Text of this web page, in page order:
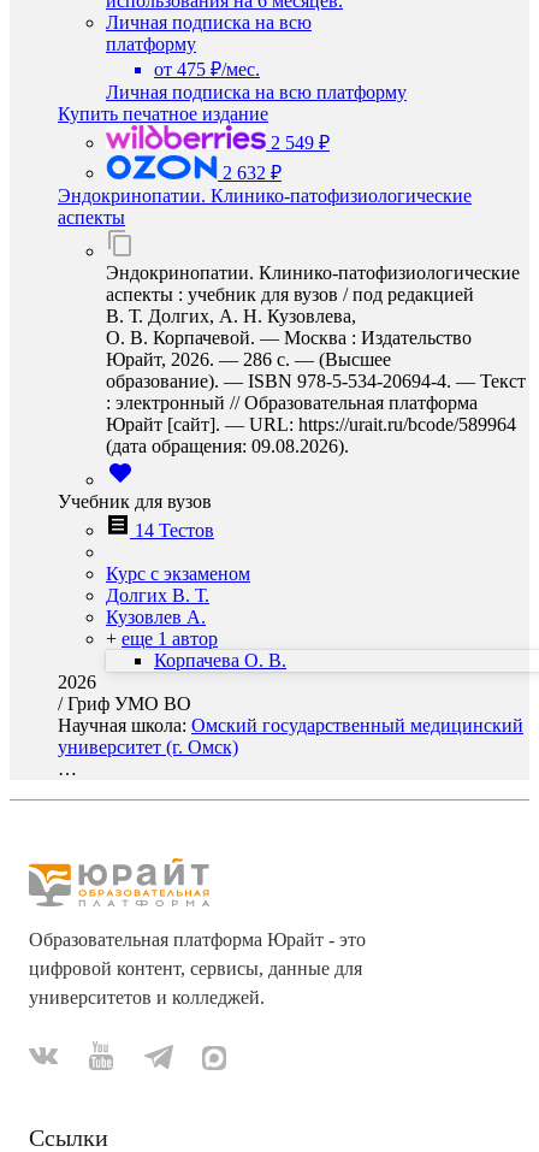
Личная подписка на всю
платформу
от 475 ₽/мес.
Личная подписка на всю платформу
Купить печатное издание
2 549 ₽
2 632 ₽
Эндокринопатии. Клинико-патофизиологические
аспекты
Эндокринопатии. Клинико-патофизиологические
аспекты : учебник для вузов / под редакцией
В. Т. Долгих, А. Н. Кузовлева,
О. В. Корпачевой. — Москва : Издательство
Юрайт, 2026. — 286 с. — (Высшее
образование). — ISBN 978-5-534-20694-4. — Текст
: электронный // Образовательная платформа
Юрайт [сайт]. — URL: https://urait.ru/bcode/589964
(дата обращения: 09.08.2026).
Учебник для вузов
14 Тестов
Курс с экзаменом
Долгих В. Т.
Кузовлев А.
+ еще 1 автор
Корпачева О. В.
2026
/Гриф УМО ВО
Научная школа: Омский государственный медицинский
университет (г. Омск)
…
Образовательная платформа Юрайт - это
цифровой контент, сервисы, данные для
университетов и колледжей.
Ссылки